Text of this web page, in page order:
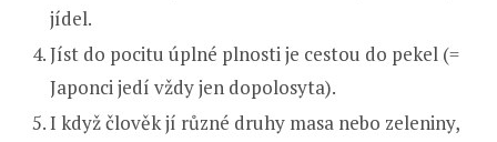
jídel.
Jíst do pocitu úplné plnosti je cestou do pekel (=
Japonci jedí vždy jen dopolosyta).
I když člověk jí různé druhy masa nebo zeleniny,